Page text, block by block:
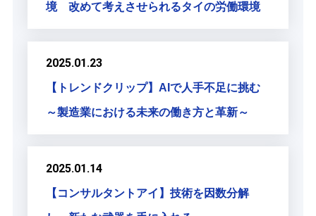
境 改めて考えさせられるタイの労働環境
2025.01.23
【トレンドクリップ】AIで人手不足に挑む
～製造業における未来の働き方と革新～
2025.01.14
【コンサルタントアイ】技術を因数分解